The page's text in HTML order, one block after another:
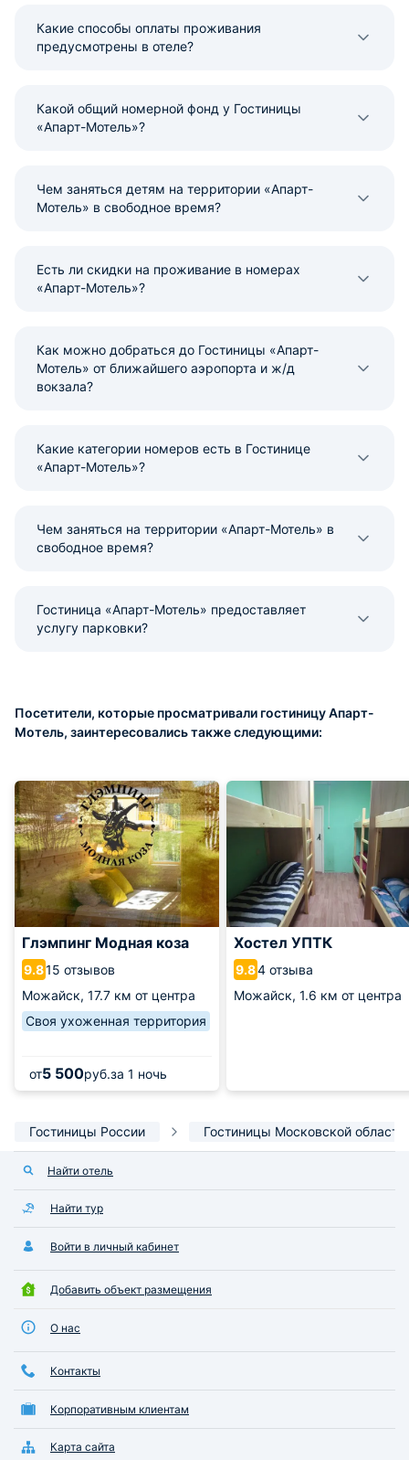
Какие способы оплаты проживания
предусмотрены в отеле?
Какой общий номерной фонд у Гостиницы
«Апарт-Мотель»?
Чем заняться детям на территории «Апарт-
Мотель» в свободное время?
Есть ли скидки на проживание в номерах
«Апарт-Мотель»?
Как можно добраться до Гостиницы «Апарт-
Мотель» от ближайшего аэропорта и ж/д
вокзала?
Какие категории номеров есть в Гостинице
«Апарт-Мотель»?
Чем заняться на территории «Апарт-Мотель» в
свободное время?
Гостиница «Апарт-Мотель» предоставляет
услугу парковки?
Посетители, которые просматривали гостиницу Апарт-
Мотель, заинтересовались также следующими:
Глэмпинг Модная коза
9.815 отзывов
Можайск, 17.7 км от центра
Своя ухоженная территория
от5 500руб.за 1 ночь
Хостел УПТК
9.84 отзыва
Можайск, 1.6 км от центра
Гостиницы России Гостиницы Московской области
Найти отель
Найти тур
Войти в личный кабинет
Добавить объект размещения
О нас
Контакты
Корпоративным клиентам
Карта сайта